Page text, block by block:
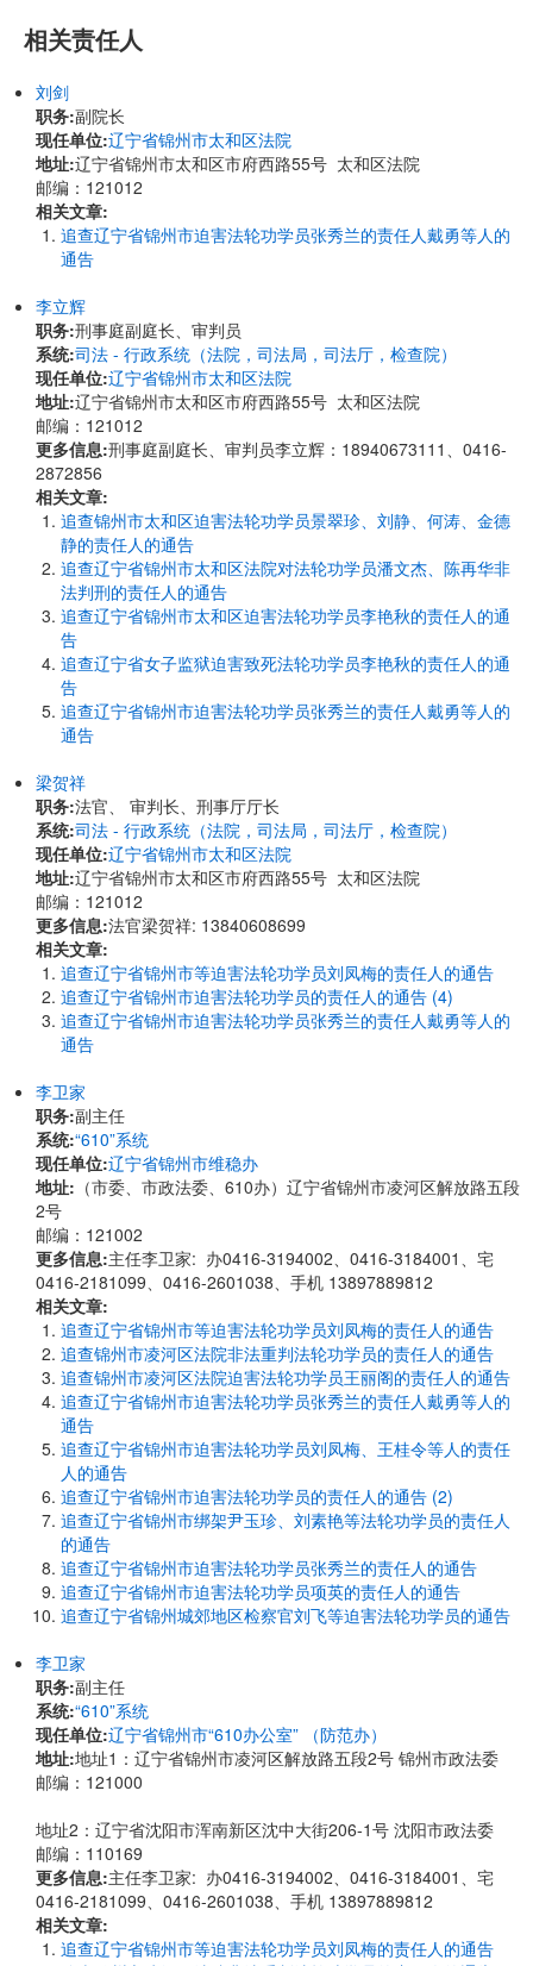
相关责任人
刘剑
职务:副院长
现任单位:辽宁省锦州市太和区法院
地址:辽宁省锦州市太和区市府西路55号 太和区法院
邮编：121012
相关文章:
追查辽宁省锦州市迫害法轮功学员张秀兰的责任人戴勇等人的
通告
李立辉
职务:刑事庭副庭长、审判员
系统:司法 - 行政系统（法院，司法局，司法厅，检查院）
现任单位:辽宁省锦州市太和区法院
地址:辽宁省锦州市太和区市府西路55号 太和区法院
邮编：121012
更多信息:刑事庭副庭长、审判员李立辉：18940673111、0416-
2872856
相关文章:
追查锦州市太和区迫害法轮功学员景翠珍、刘静、何涛、金德
静的责任人的通告
追查辽宁省锦州市太和区法院对法轮功学员潘文杰、陈再华非
法判刑的责任人的通告
追查辽宁省锦州市太和区迫害法轮功学员李艳秋的责任人的通
告
追查辽宁省女子监狱迫害致死法轮功学员李艳秋的责任人的通
告
追查辽宁省锦州市迫害法轮功学员张秀兰的责任人戴勇等人的
通告
梁贺祥
职务:法官、 审判长、刑事厅厅长
系统:司法 - 行政系统（法院，司法局，司法厅，检查院）
现任单位:辽宁省锦州市太和区法院
地址:辽宁省锦州市太和区市府西路55号 太和区法院
邮编：121012
更多信息:法官梁贺祥: 13840608699
相关文章:
追查辽宁省锦州市等迫害法轮功学员刘凤梅的责任人的通告
追查辽宁省锦州市迫害法轮功学员的责任人的通告 (4)
追查辽宁省锦州市迫害法轮功学员张秀兰的责任人戴勇等人的
通告
李卫家
职务:副主任
系统:“610”系统
现任单位:辽宁省锦州市维稳办
地址: （市委、市政法委、610办）辽宁省锦州市凌河区解放路五段
2号
邮编：121002
更多信息:主任李卫家: 办0416-3194002、0416-3184001、宅
0416-2181099、0416-2601038、手机 13897889812
相关文章:
追查辽宁省锦州市等迫害法轮功学员刘凤梅的责任人的通告
追查锦州市凌河区法院非法重判法轮功学员的责任人的通告
追查锦州市凌河区法院迫害法轮功学员王丽阁的责任人的通告
追查辽宁省锦州市迫害法轮功学员张秀兰的责任人戴勇等人的
通告
追查辽宁省锦州市迫害法轮功学员刘凤梅、王桂令等人的责任
人的通告
追查辽宁省锦州市迫害法轮功学员的责任人的通告 (2)
追查辽宁省锦州市绑架尹玉珍、刘素艳等法轮功学员的责任人
的通告
追查辽宁省锦州市迫害法轮功学员张秀兰的责任人的通告
追查辽宁省锦州市迫害法轮功学员项英的责任人的通告
追查辽宁省锦州城郊地区检察官刘飞等迫害法轮功学员的通告
李卫家
职务:副主任
系统:“610”系统
现任单位:辽宁省锦州市“610办公室” （防范办）
地址:地址1：辽宁省锦州市凌河区解放路五段2号 锦州市政法委
邮编：121000
地址2：辽宁省沈阳市浑南新区沈中大街206-1号 沈阳市政法委
邮编：110169
更多信息:主任李卫家: 办0416-3194002、0416-3184001、宅
0416-2181099、0416-2601038、手机 13897889812
相关文章:
追查辽宁省锦州市等迫害法轮功学员刘凤梅的责任人的通告